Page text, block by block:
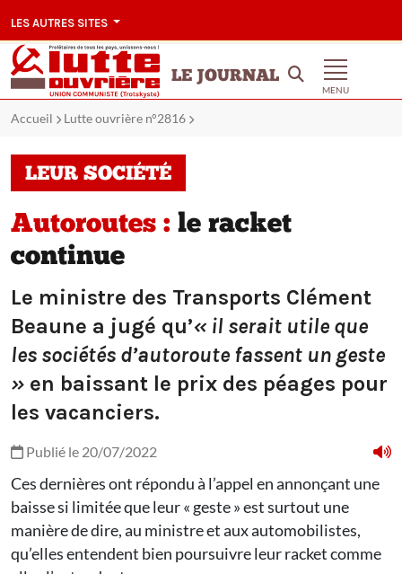
LES AUTRES SITES
LE JOURNAL
MENU
Accueil Lutte ouvrière n°2816
LEUR SOCIÉTÉ
Autoroutes : le racket
continue
Le ministre des Transports Clément
Beaune a jugé qu’« il serait utile que
les sociétés d’autoroute fassent un geste
» en baissant le prix des péages pour
les vacanciers.
Publié le 20/07/2022
Ces dernières ont répondu à l’appel en annonçant une
baisse si limitée que leur « geste » est surtout une
manière de dire, au ministre et aux automobilistes,
qu’elles entendent bien poursuivre leur racket comme